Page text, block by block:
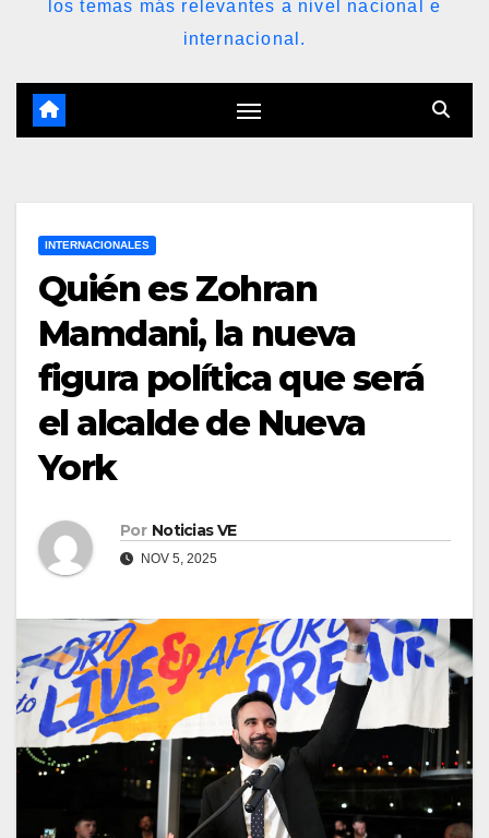
los temas más relevantes a nivel nacional e
internacional.
INTERNACIONALES
Quién es Zohran
Mamdani, la nueva
figura política que será
el alcalde de Nueva
York
Por Noticias VE
NOV 5, 2025